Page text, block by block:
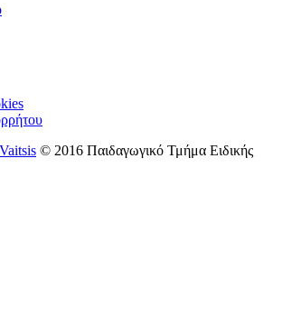
© 2016 Παιδαγωγικό Τμήμα Ειδικής